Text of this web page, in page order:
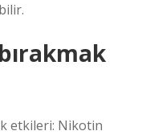
etkileri: Nikotin